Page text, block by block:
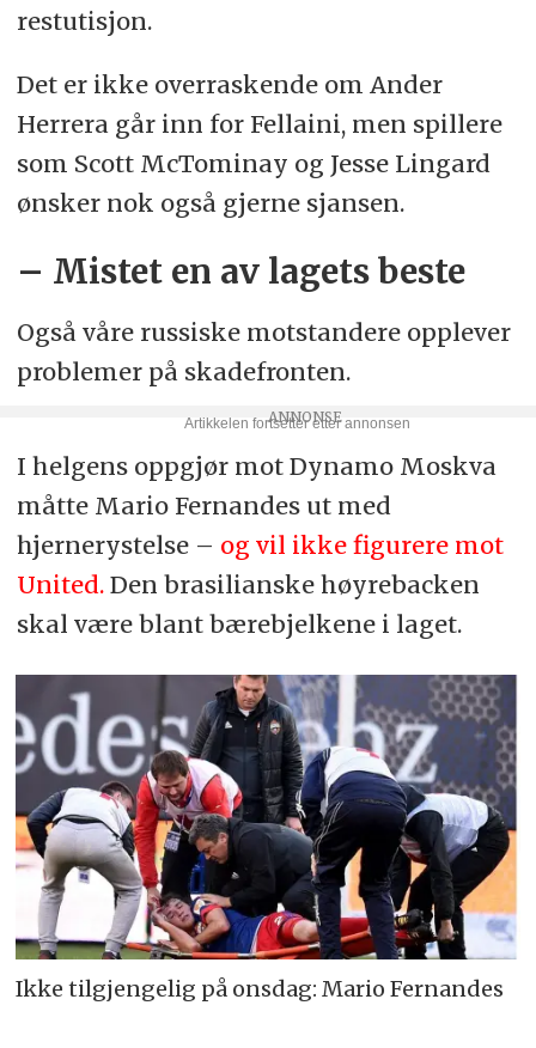
restutisjon.
Det er ikke overraskende om Ander
Herrera går inn for Fellaini, men spillere
som Scott McTominay og Jesse Lingard
ønsker nok også gjerne sjansen.
– Mistet en av lagets beste
Også våre russiske motstandere opplever
problemer på skadefronten.
I helgens oppgjør mot Dynamo Moskva
måtte Mario Fernandes ut med
hjernerystelse – og vil ikke figurere mot
United.Den brasilianske høyrebacken
skal være blant bærebjelkene i laget.
Ikke tilgjengelig på onsdag: Mario Fernandes